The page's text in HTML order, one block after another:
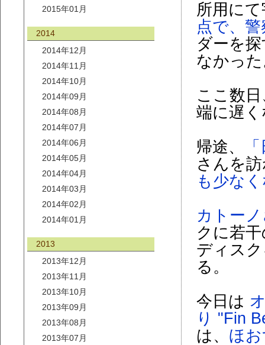
2015年01月
2014
2014年12月
2014年11月
2014年10月
2014年09月
2014年08月
2014年07月
2014年06月
2014年05月
2014年04月
2014年03月
2014年02月
2014年01月
2013
2013年12月
2013年11月
2013年10月
2013年09月
2013年08月
2013年07月
所用に
点で、
ダーを
なかっ
ここ数
端に遅
帰途、
さんを
も少な
カトー
クに若
ディス
る。
今日は
り "Fin
は、 ほ